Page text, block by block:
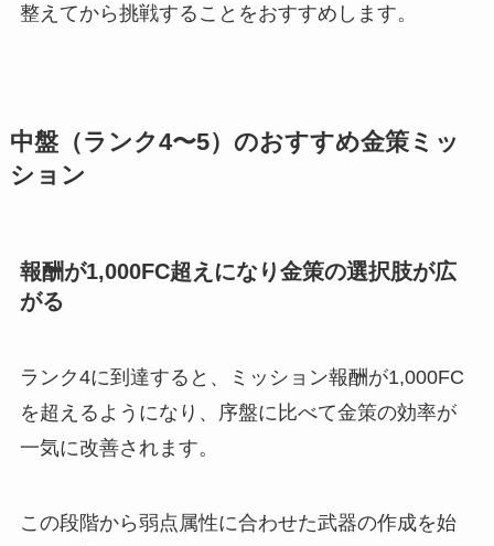
整えてから挑戦することをおすすめします。
中盤（ランク4〜5）のおすすめ金策ミッ
ション
報酬が1,000FC超えになり金策の選択肢が広
がる
ランク4に到達すると、ミッション報酬が1,000FC
を超えるようになり、序盤に比べて金策の効率が
一気に改善されます。
この段階から弱点属性に合わせた武器の作成を始